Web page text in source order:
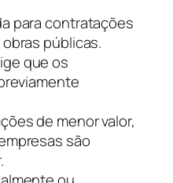
para contratações
públicas.
que os
de menor valor,
são